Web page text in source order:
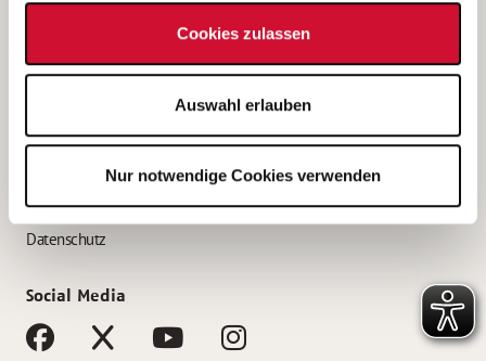
Cookies zulassen
Auswahl erlauben
Nur notwendige Cookies verwenden
Bewerbung als Altenpflegehelfer*in
Bewerbung als Erzieher*in
AWO Gliederungen nach Bundesland
Impressum
Datenschutz
Social Media